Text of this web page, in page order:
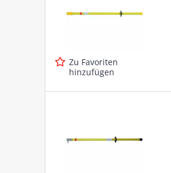
Zu Favoriten
hinzufügen